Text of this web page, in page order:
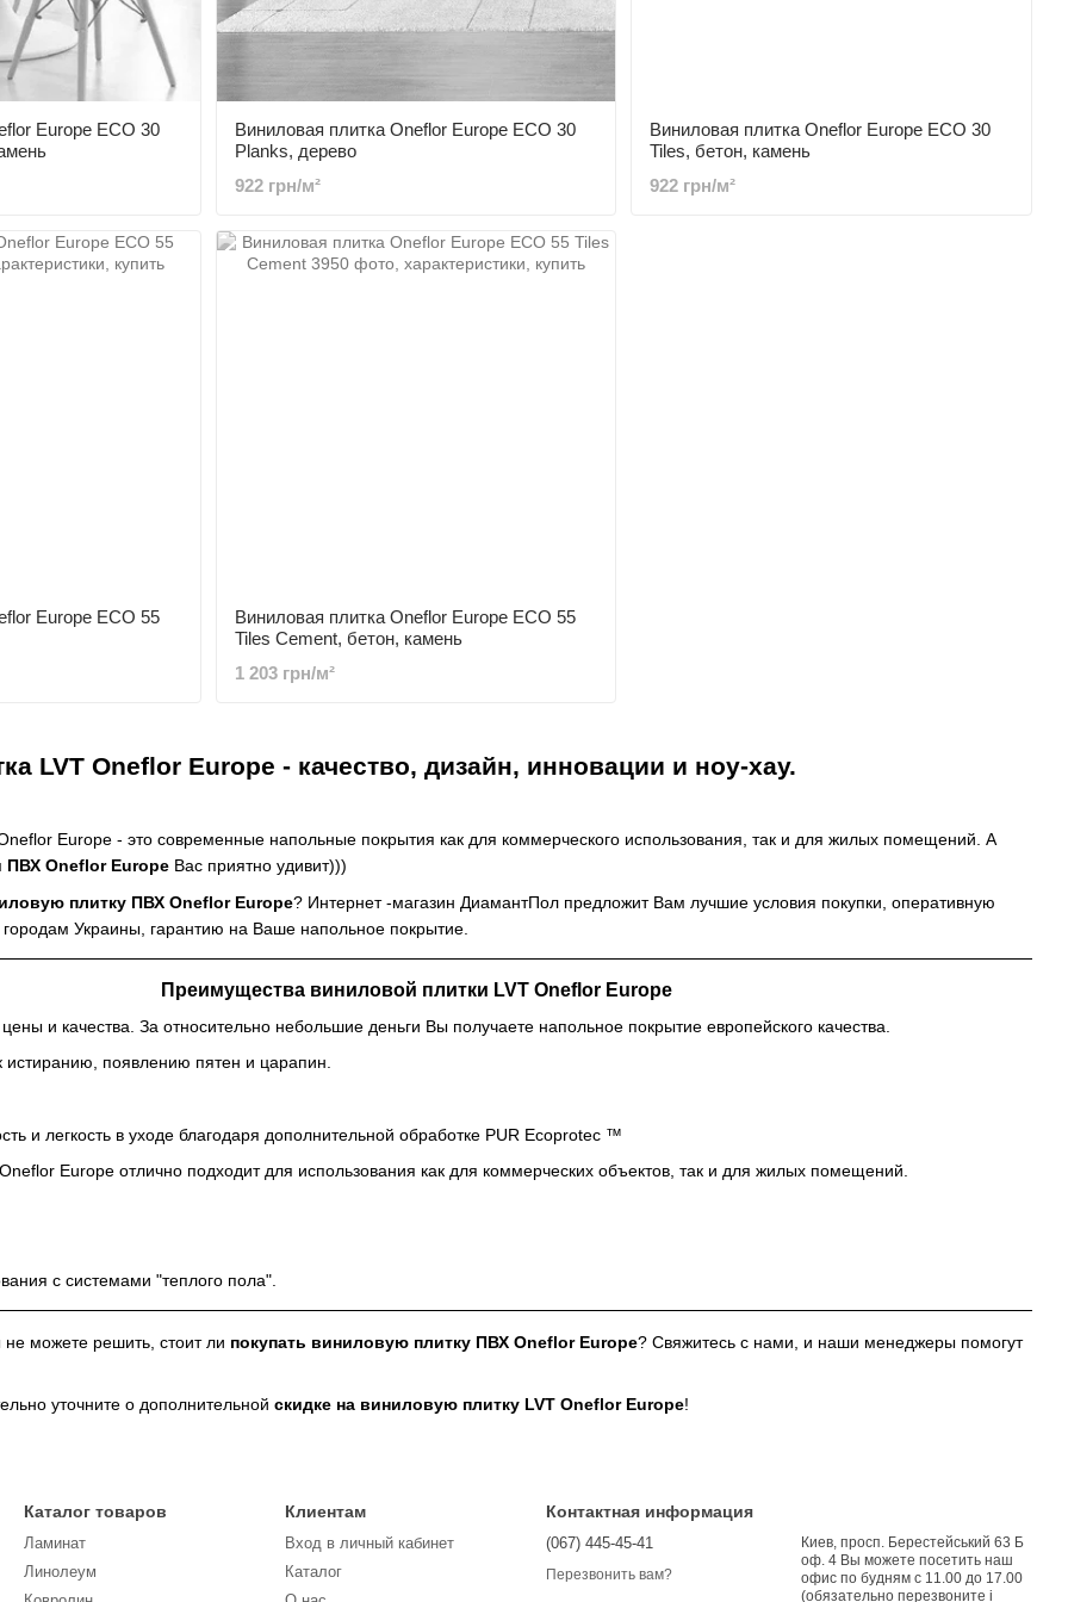
LVT Oneflor Europe - качество, дизайн, инновации и ноу-хау.
Europe - это современные напольные покрытия как для коммерческого использования, так и для жилых помещений. А
ПВХ Oneflor Europe Вас приятно удивит)))
плитку ПВХ Oneflor Europe? Интернет -магазин ДиамантПол предложит Вам лучшие условия покупки, оперативную
городам Украины, гарантию на Ваше напольное покрытие.
Преимущества виниловой плитки LVT Oneflor Europe
и качества. За относительно небольшие деньги Вы получаете напольное покрытие европейского качества.
истиранию, появлению пятен и царапин.
и легкость в уходе благодаря дополнительной обработке PUR Ecoprotec ™
Europe отлично подходит для использования как для коммерческих объектов, так и для жилых помещений.
с системами "теплого пола".
можете решить, стоит ли покупать виниловую плитку ПВХ Oneflor Europe? Свяжитесь с нами, и наши менеджеры помогут
уточните о дополнительной скидке на виниловую плитку LVT Oneflor Europe!
Europe ECO 30
Виниловая плитка Oneflor Europe ECO 30
Planks, дерево
922 грн/м²
Виниловая плитка Oneflor Europe ECO 30
Tiles, бетон, камень
922 грн/м²
Europe ECO 55
Виниловая плитка Oneflor Europe ECO 55
Tiles Cement, бетон, камень
1 203 грн/м²
Каталог товаров
Ламинат
Линолеум
Клиентам
Вход в личный кабинет
Каталог
Контактная информация
(067) 445-45-41
Перезвонить вам?
Киев, просп. Берестейський 63 Б
оф. 4 Вы можете посетить наш
офис по будням с 11.00 до 17.00
(обязательно перезвоните і